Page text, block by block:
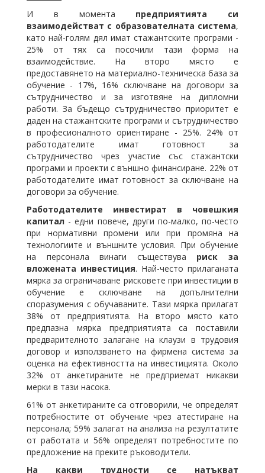
И в момента предприятията си
взаимодействат с образователната система,
като най-голям дял имат стажантските програми -
25% от тях са посочили тази форма на
взаимодействие. На второ място е
предоставянето на материално-техническа база за
обучение - 17%, 16% сключване на договори за
сътрудничество и за изготвяне на дипломни
работи. За бъдещо сътрудничество приоритет е
даден на стажантските програми и сътрудничество
в професионалното ориентиране - 25%. 24% от
работодателите имат готовност за
сътрудничество чрез участие със стажантски
програми и проекти с външно финансиране. 22% от
работодателите имат готовност за сключване на
договори за обучение.
Работодателите инвестират в човешкия
капитал - едни повече, други по-малко, по-често
при нормативни промени или при промяна на
технологиите и външните условия. При обучение
на персонала винаги съществува риск за
вложената инвестиция. Най-често прилаганата
мярка за ограничаване рисковете при инвестиции в
обучение е сключване на допълнителни
споразумения с обучаваните. Тази мярка прилагат
38% от предприятията. На второ място като
предпазна мярка предприятията са поставили
предварителното залагане на клаузи в трудовия
договор и използването на фирмена система за
оценка на ефективността на инвестицията. Около
32% от анкетираните не предприемат никакви
мерки в тази насока.
61% от анкетираните са отговорили, че определят
потребностите от обучение чрез атестиране на
персонала; 59% залагат на анализа на резултатите
от работата и 56% определят потребностите по
предложение на преките ръководители.
На какви трудности се натъкват